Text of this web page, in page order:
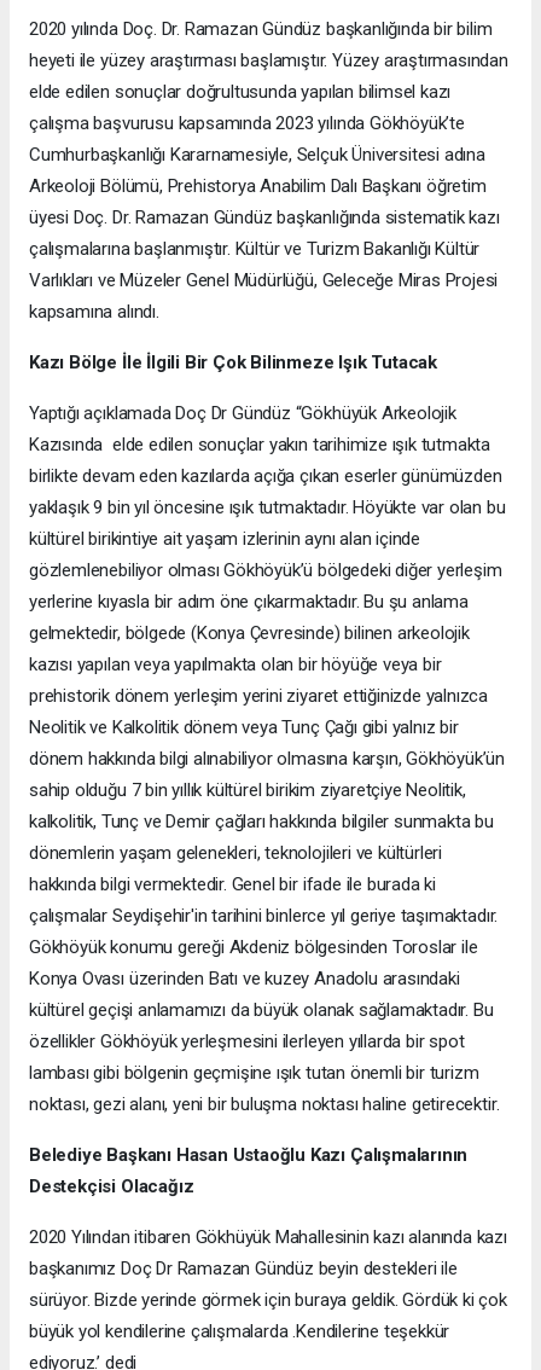
2020 yılında Doç. Dr. Ramazan Gündüz başkanlığında bir bilim
heyeti ile yüzey araştırması başlamıştır. Yüzey araştırmasından
elde edilen sonuçlar doğrultusunda yapılan bilimsel kazı
çalışma başvurusu kapsamında 2023 yılında Gökhöyük’te
Cumhurbaşkanlığı Kararnamesiyle, Selçuk Üniversitesi adına
Arkeoloji Bölümü, Prehistorya Anabilim Dalı Başkanı öğretim
üyesi Doç. Dr. Ramazan Gündüz başkanlığında sistematik kazı
çalışmalarına başlanmıştır. Kültür ve Turizm Bakanlığı Kültür
Varlıkları ve Müzeler Genel Müdürlüğü, Geleceğe Miras Projesi
kapsamına alındı.
Kazı Bölge İle İlgili Bir Çok Bilinmeze Işık Tutacak
Yaptığı açıklamada Doç Dr Gündüz “Gökhüyük Arkeolojik
Kazısında elde edilen sonuçlar yakın tarihimize ışık tutmakta
birlikte devam eden kazılarda açığa çıkan eserler günümüzden
yaklaşık 9 bin yıl öncesine ışık tutmaktadır. Höyükte var olan bu
kültürel birikintiye ait yaşam izlerinin aynı alan içinde
gözlemlenebiliyor olması Gökhöyük’ü bölgedeki diğer yerleşim
yerlerine kıyasla bir adım öne çıkarmaktadır. Bu şu anlama
gelmektedir, bölgede (Konya Çevresinde) bilinen arkeolojik
kazısı yapılan veya yapılmakta olan bir höyüğe veya bir
prehistorik dönem yerleşim yerini ziyaret ettiğinizde yalnızca
Neolitik ve Kalkolitik dönem veya Tunç Çağı gibi yalnız bir
dönem hakkında bilgi alınabiliyor olmasına karşın, Gökhöyük’ün
sahip olduğu 7 bin yıllık kültürel birikim ziyaretçiye Neolitik,
kalkolitik, Tunç ve Demir çağları hakkında bilgiler sunmakta bu
dönemlerin yaşam gelenekleri, teknolojileri ve kültürleri
hakkında bilgi vermektedir. Genel bir ifade ile burada ki
çalışmalar Seydişehir'in tarihini binlerce yıl geriye taşımaktadır.
Gökhöyük konumu gereği Akdeniz bölgesinden Toroslar ile
Konya Ovası üzerinden Batı ve kuzey Anadolu arasındaki
kültürel geçişi anlamamızı da büyük olanak sağlamaktadır. Bu
özellikler Gökhöyük yerleşmesini ilerleyen yıllarda bir spot
lambası gibi bölgenin geçmişine ışık tutan önemli bir turizm
noktası, gezi alanı, yeni bir buluşma noktası haline getirecektir.
Belediye Başkanı Hasan Ustaoğlu Kazı Çalışmalarının
Destekçisi Olacağız
2020 Yılından itibaren Gökhüyük Mahallesinin kazı alanında kazı
başkanımız Doç Dr Ramazan Gündüz beyin destekleri ile
sürüyor. Bizde yerinde görmek için buraya geldik. Gördük ki çok
büyük yol kendilerine çalışmalarda .Kendilerine teşekkür
ediyoruz.’ dedi